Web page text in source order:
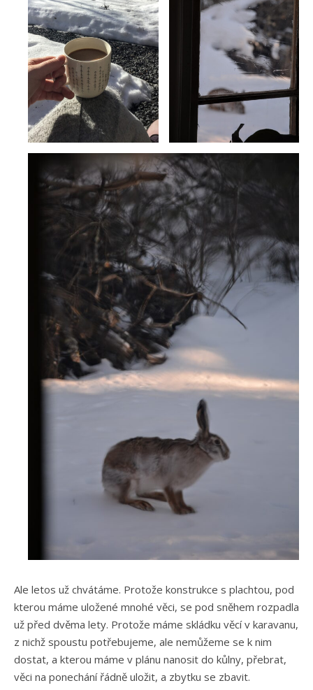
Ale letos už chvátáme. Protože konstrukce s plachtou, pod
kterou máme uložené mnohé věci, se pod sněhem rozpadla
už před dvěma lety. Protože máme skládku věcí v karavanu,
z nichž spoustu potřebujeme, ale nemůžeme se k nim
dostat, a kterou máme v plánu nanosit do kůlny, přebrat,
věci na ponechání řádně uložit, a zbytku se zbavit.